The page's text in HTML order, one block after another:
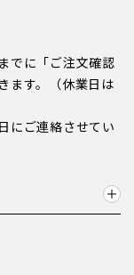
でに「ご注文確認
ます。（休業日は
にご連絡させてい